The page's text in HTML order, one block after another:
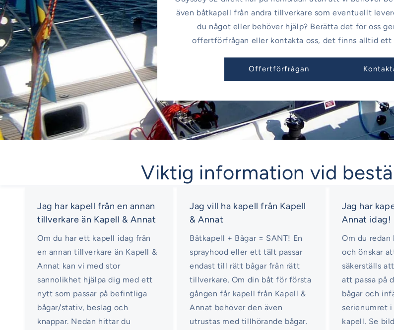
även båtkapell från andra tillverkare som eventuellt
du något eller behöver hjälp? Berätta det för oss
offertförfrågan eller kontakta oss, det finns alltid ett
Offertförfrågan
Viktig information vid
Jag har kapell från en annan
tillverkare än Kapell & Annat
Om du har ett kapell idag från
en annan tillverkare än Kapell &
Annat kan vi med stor
sannolikhet hjälpa dig med ett
nytt som passar på befintliga
bågar/stativ, beslag och
knappar. Nedan hittar du
Jag vill ha kapell från Kapell
& Annat
Båtkapell + Bågar = SANT! En
sprayhood eller ett tält passar
endast till rätt bågar från rätt
tillverkare. Om din båt för första
gången får kapell från Kapell &
Annat behöver den även
utrustas med tillhörande bågar.
Jag har
Annat idag!
Om du redan
och önskar
säkerställs
att passa på
bågar och
serienumret
kapell. Se